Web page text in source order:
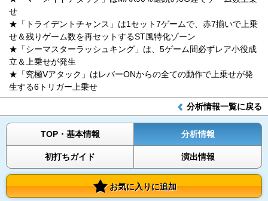
せ
★「トライデントチャンス」は1セット7ゲームで、赤7揃いで上乗
せ＆残りゲーム数を再セットするST風特化ゾーン
★「シーマスターラッシュキング」は、5ゲーム間必ずレア小役成
立＆上乗せが発生
★「究極Vアタック」はレバーONからの全ての動作で上乗せが発
生する6トリガー上乗せ
分析情報一覧に戻る
TOP・基本情報 分析情報
初打ちガイド 演出情報
お気に入りに追加